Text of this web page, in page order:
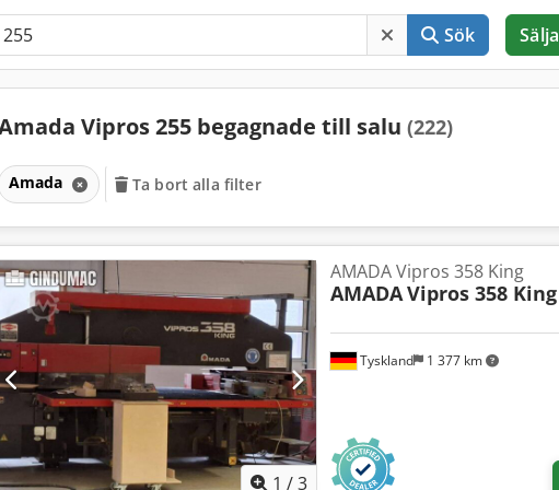
Sök Sälja
Vipros 255 begagnade till salu (222)
Amada Ta bort alla filter
1 /3
Tyskland 1 377 km
AMADA Vipros 358 King
AMADAVipros 358 King